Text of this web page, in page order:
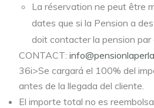
La réservation ne peut être
dates que si la Pension a
doit contacter la pension par
CONTACT:
36i>Se cargará el 100% del
antes de la llegada del cliente.
El importe total no es